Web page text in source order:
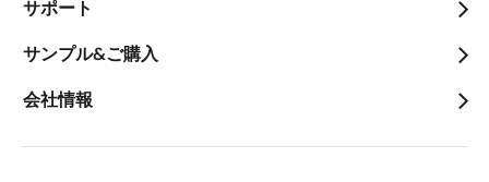
サポート
サンプル&ご購入
会社情報